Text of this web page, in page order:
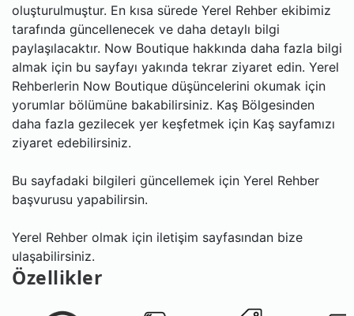
oluşturulmuştur. En kısa sürede Yerel Rehber ekibimiz
tarafında güncellenecek ve daha detaylı bilgi
paylaşılacaktır. Now Boutique hakkında daha fazla bilgi
almak için bu sayfayı yakında tekrar ziyaret edin. Yerel
Rehberlerin Now Boutique düşüncelerini okumak için
yorumlar bölümüne bakabilirsiniz. Kaş Bölgesinden
daha fazla gezilecek yer keşfetmek için Kaş sayfamızı
ziyaret edebilirsiniz.
Bu sayfadaki bilgileri güncellemek için Yerel Rehber
başvurusu yapabilirsin.
Yerel Rehber olmak için iletişim sayfasından bize
ulaşabilirsiniz.
Özellikler